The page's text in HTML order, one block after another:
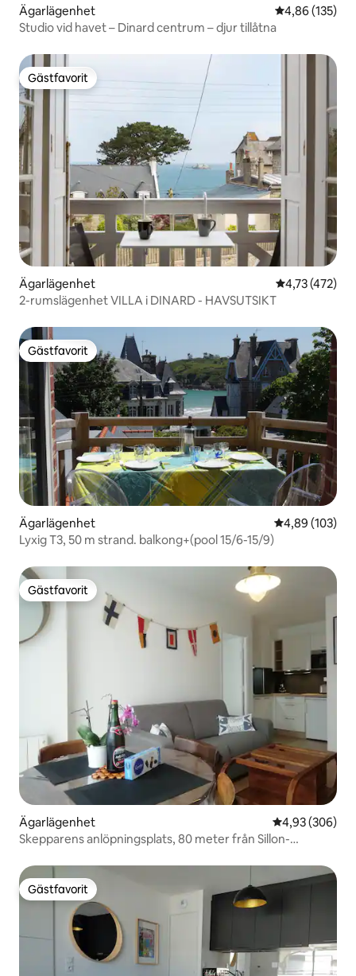
Ägarlägenhet 4,86 av 5 i
4,86 (135)
Studio vid havet – Dinard centrum – djur tillåtna
Gästfavorit
Gästfavorit
Ägarlägenhet 4,73 av 5 i
4,73 (472)
2-rumslägenhet VILLA i DINARD - HAVSUTSIKT
Gästfavorit
Gästfavorit
Ägarlägenhet 4,89 av 5 i
4,89 (103)
Lyxig T3, 50 m strand. balkong+(pool 15/6-15/9)
Gästfavorit
Gästfavorit
Ägarlägenhet 4,93 av 5 i
4,93 (306)
Skepparens anlöpningsplats, 80 meter från Sillon-
Gästfavorit
Gästfavorit